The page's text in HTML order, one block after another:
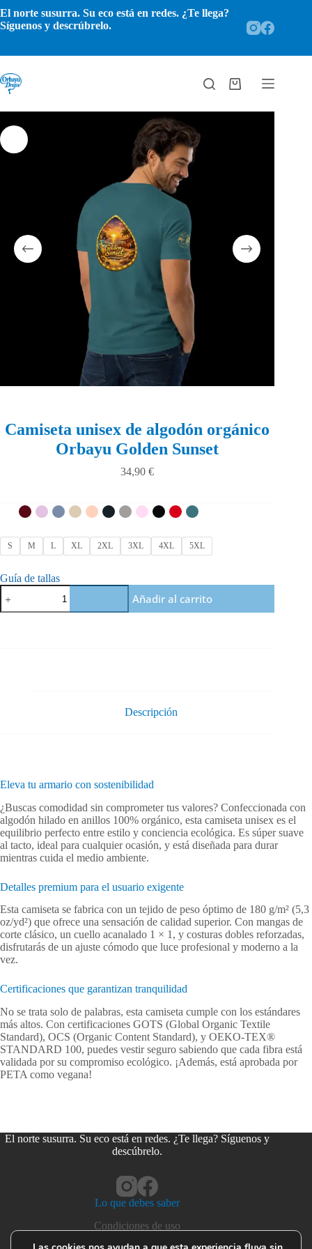
al
contenido
El norte susurra. Su eco está en redes. ¿Te llega?
Síguenos y descrúbrelo.
Carro
compra
Camiseta unisex de algodón orgánico
Orbayu Golden Sunset
34,90€
S M L XL 2XL 3XL 4XL 5XL
Guía de tallas
Camiseta
unisex
de
Añadir al carrito
Descripción
Eleva tu armario con sostenibilidad
¿Buscas comodidad sin comprometer tus valores? Confeccionada con
algodón hilado en anillos 100% orgánico, esta camiseta unisex es el
equilibrio perfecto entre estilo y conciencia ecológica. Es súper suave
al tacto, ideal para cualquier ocasión, y está diseñada para durar
mientras cuida el medio ambiente.
Detalles premium para el usuario exigente
Esta camiseta se fabrica con un tejido de peso óptimo de 180 g/m² (5,3
oz/yd²) que ofrece una sensación de calidad superior. Con mangas de
corte clásico, un cuello acanalado 1 × 1, y costuras dobles reforzadas,
disfrutarás de un ajuste cómodo que luce profesional y moderno a la
vez.
Certificaciones que garantizan tranquilidad
No se trata solo de palabras, esta camiseta cumple con los estándares
más altos. Con certificaciones GOTS (Global Organic Textile
Standard), OCS (Organic Content Standard), y OEKO-TEX®
STANDARD 100, puedes vestir seguro sabiendo que cada fibra está
validada por su compromiso ecológico. ¡Además, está aprobada por
PETA como vegana!
El norte susurra. Su eco está en redes. ¿Te llega? Síguenos y
descúbrelo.
Lo que debes saber
Condiciones de uso